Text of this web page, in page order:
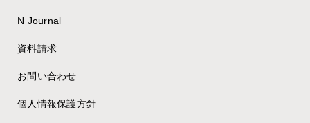
N Journal
資料請求
お問い合わせ
個人情報保護方針